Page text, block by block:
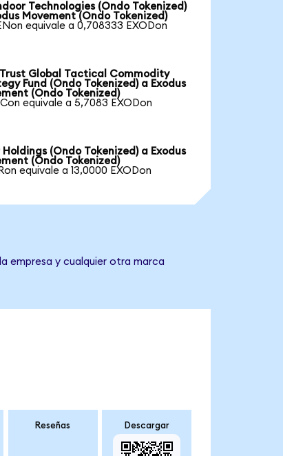
Technologies (Ondo Tokenized)
Movement (Ondo Tokenized)
equivale a 0,708333 EXODon
Trust Global Tactical Commodity
Fund (Ondo Tokenized) a Exodus
(Ondo Tokenized)
equivale a 5,7083 EXODon
Holdings (Ondo Tokenized) a Exodus
(Ondo Tokenized)
equivale a 13,0000 EXODon
empresa y cualquier otra marca
Reseñas Descargar